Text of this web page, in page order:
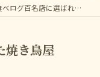
ログ百名店に選ばれた焼き鳥屋
焼き鳥屋